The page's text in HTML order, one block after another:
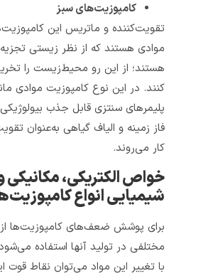
کامپوزیت‌های سبز
تقویت­‌کننده و ماتریس این کامپوزیت‌ها از
موادی هستند که از نظر زیستی تجزیه­‌پذیر
هستند؛ از این رو محیط­‌زیست را تخریب نمی­‌
کنند. در این نوع کامپوزیت موادی مانند
پلیمرهای سنتزی قابل جذب بیولوژیکی، به­‌عنوان
فاز زمینه و الیاف گیاهی به­‌عنوان تقویت­‌کننده به­‌
کار می‌روند.
خواص الکتریکی، مکانیکی و
شیمیایی انواع کامپوزیت‌ها
برای پوشش ضعف­‌های کامپوزیت­‌ها از مواد
مختلفی در تولید آن­ها استفاده می­‌شود. همچنین
با تغییر این مواد می­‌توان نقاط قوت این